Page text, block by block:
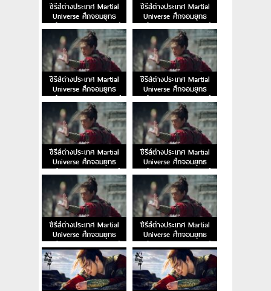
ซีรีส์ต่างประเทศ Martial
Universe ศึกจอมยุทธ
สะท้านพิภพ EP.22 พากย์
ไทย
ซีรีส์ต่างประเทศ Martial
Universe ศึกจอมยุทธ
สะท้านพิภพ EP.21 พากย์
ไทย
ซีรีส์ต่างประเทศ Martial
Universe ศึกจอมยุทธ
สะท้านพิภพ EP.20 พากย์
ไทย
ซีรีส์ต่างประเทศ Martial
Universe ศึกจอมยุทธ
สะท้านพิภพ EP.19 พากย์
ไทย
ซีรีส์ต่างประเทศ Martial
Universe ศึกจอมยุทธ
สะท้านพิภพ EP.18 พากย์
ไทย
ซีรีส์ต่างประเทศ Martial
Universe ศึกจอมยุทธ
สะท้านพิภพ EP.17 พากย์
ไทย
ซีรีส์ต่างประเทศ Martial
Universe ศึกจอมยุทธ
สะท้านพิภพ EP.16 พากย์
ไทย
ซีรีส์ต่างประเทศ Martial
Universe ศึกจอมยุทธ
สะท้านพิภพ EP.15 พากย์
ไทย